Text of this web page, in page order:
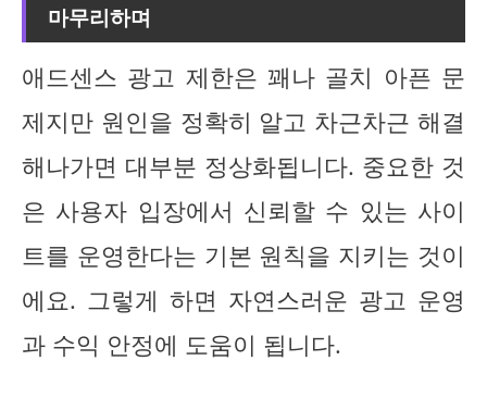
마무리하며
애드센스 광고 제한은 꽤나 골치 아픈 문
제지만 원인을 정확히 알고 차근차근 해결
해나가면 대부분 정상화됩니다. 중요한 것
은 사용자 입장에서 신뢰할 수 있는 사이
트를 운영한다는 기본 원칙을 지키는 것이
에요. 그렇게 하면 자연스러운 광고 운영
과 수익 안정에 도움이 됩니다.